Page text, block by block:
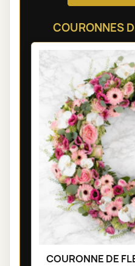
COURONNES
COURONNE DE